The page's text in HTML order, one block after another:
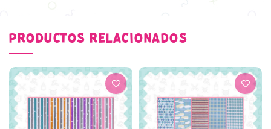
PRODUCTOS RELACIONADOS